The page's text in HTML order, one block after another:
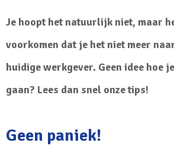
Je hoopt het natuurlijk niet, maar
voorkomen dat je het niet meer
huidige werkgever. Geen idee hoe
gaan? Lees dan snel onze tips!
Geen paniek!